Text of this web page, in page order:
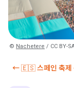
© Nachetere / CC BY-
← 🇪🇸 스페인 축제